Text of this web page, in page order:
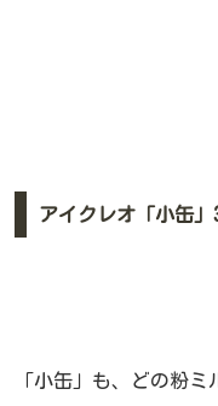
アイクレオ「小缶」
「小缶」も、どの粉ミ